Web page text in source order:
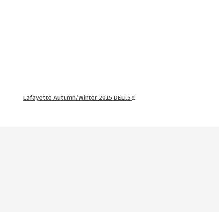
Lafayette Autumn/Winter 2015 DELI.5 »